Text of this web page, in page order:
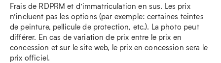
Frais de RDPRM et d’immatriculation en sus. Les prix
n’incluent pas les options (par exemple: certaines teintes
de peinture, pellicule de protection, etc.). La photo peut
différer. En cas de variation de prix entre le prix en
concession et sur le site web, le prix en concession sera le
prix officiel.